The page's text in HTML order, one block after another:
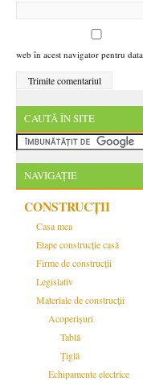
web în acest navigator pentru
CAUTĂ ÎN SITE
NAVIGAȚIE
CONSTRUCȚII
Casa mea
Etape construcție casă
Firme de construcții
Legislativ
Materiale de construcții
Acoperișuri
Tablă
Țiglă
Echipamente electrice